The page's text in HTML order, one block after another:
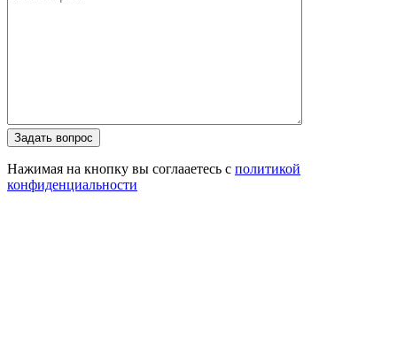
Задать вопрос
Нажимая на кнопку вы соглааетесь с политикой
конфиденциальности